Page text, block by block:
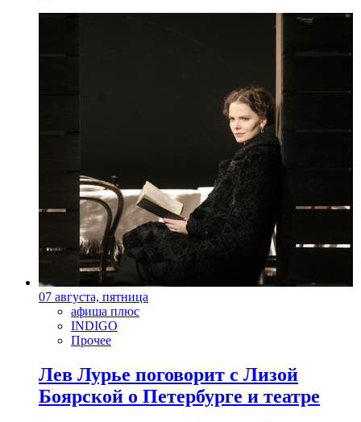
07 августа, пятница
афиша плюс
INDIGO
Прочее
Лев Лурье поговорит с Лизой
Боярской о Петербурге и театре